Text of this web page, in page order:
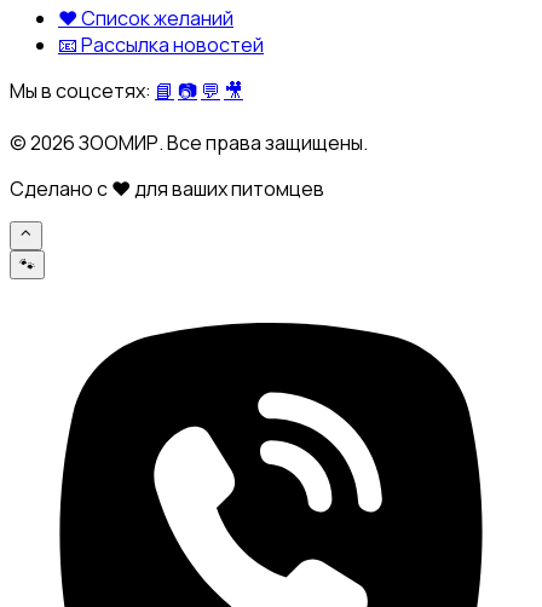
❤️ Список желаний
📧 Рассылка новостей
Мы в соцсетях: 📘 📷 💬 🎥
© 2026 ЗООМИР. Все права защищены.
Сделано с ❤️ для ваших питомцев
⌃
🐾